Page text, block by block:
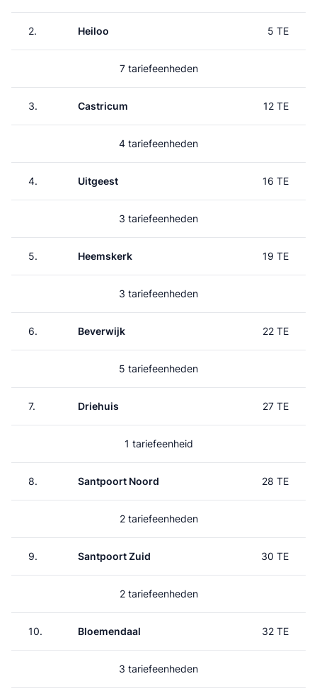
2. Heiloo 5 TE
7 tariefeenheden
3. Castricum 12 TE
4 tariefeenheden
4. Uitgeest 16 TE
3 tariefeenheden
5. Heemskerk 19 TE
3 tariefeenheden
6. Beverwijk 22 TE
5 tariefeenheden
7. Driehuis 27 TE
1 tariefeenheid
8. Santpoort Noord 28 TE
2 tariefeenheden
9. Santpoort Zuid 30 TE
2 tariefeenheden
10. Bloemendaal 32 TE
3 tariefeenheden